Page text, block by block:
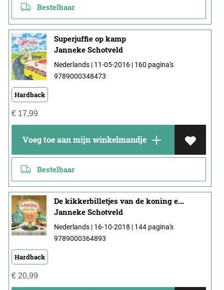
Bestelbaar
Superjuffie op kamp
Janneke Schotveld
Nederlands | 11-05-2016 | 160 pagina's
9789000348473
Hardback
€17,99
Voeg toe aan mijn winkelmandje
Bestelbaar
De kikkerbilletjes van de koning en andere sprookjes
Janneke Schotveld
Nederlands | 16-10-2018 | 144 pagina's
9789000364893
Hardback
€20,99